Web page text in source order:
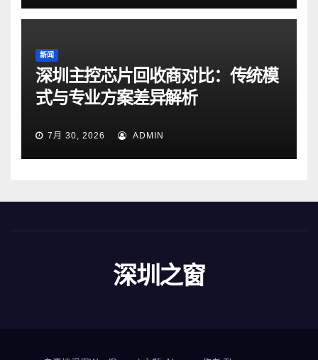
新闻
深圳主控芯片回收商对比：传统模
式与专业方案差异解析
7月 30, 2026 ADMIN
深圳之窗